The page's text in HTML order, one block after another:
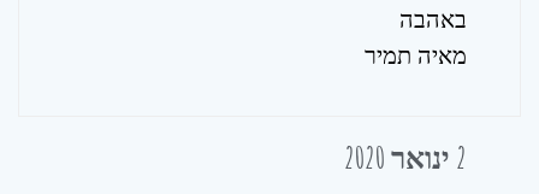
באהבה
מאיה תמיר
2 ינואר 2020